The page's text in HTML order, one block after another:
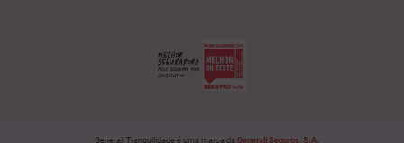
Generali Tranquilidade é uma marca da Generali Seguros, S.A.